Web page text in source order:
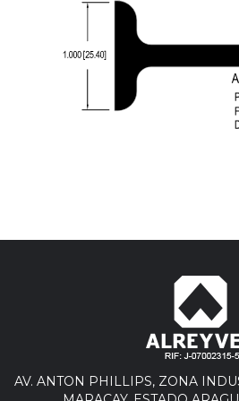
AV. ANTON PHILLIPS, ZONA